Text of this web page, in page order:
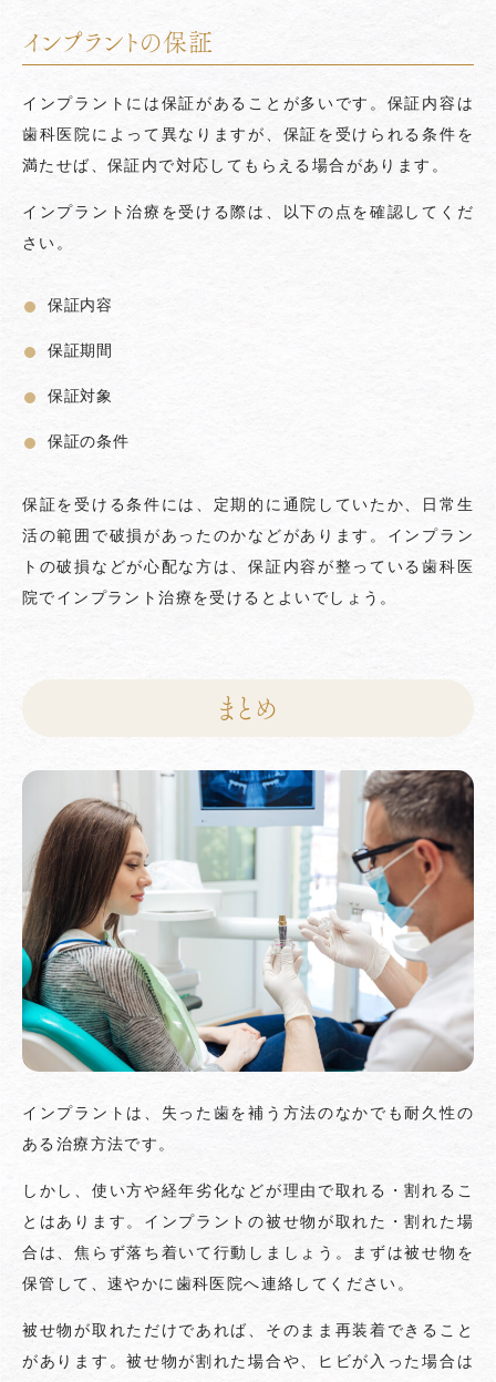
インプラントの保証
インプラントには保証があることが多いです。保証内容は
歯科医院によって異なりますが、保証を受けられる条件を
満たせば、保証内で対応してもらえる場合があります。
インプラント治療を受ける際は、以下の点を確認してくだ
さい。
保証内容
保証期間
保証対象
保証の条件
保証を受ける条件には、定期的に通院していたか、日常生
活の範囲で破損があったのかなどがあります。インプラン
トの破損などが心配な方は、保証内容が整っている歯科医
院でインプラント治療を受けるとよいでしょう。
まとめ
インプラントは、失った歯を補う方法のなかでも耐久性の
ある治療方法です。
しかし、使い方や経年劣化などが理由で取れる・割れるこ
とはあります。インプラントの被せ物が取れた・割れた場
合は、焦らず落ち着いて行動しましょう。まずは被せ物を
保管して、速やかに歯科医院へ連絡してください。
被せ物が取れただけであれば、そのまま再装着できること
があります。被せ物が割れた場合や、ヒビが入った場合は